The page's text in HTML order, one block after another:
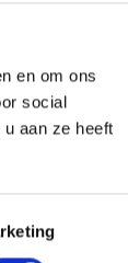
en om ons
social
aan ze heeft